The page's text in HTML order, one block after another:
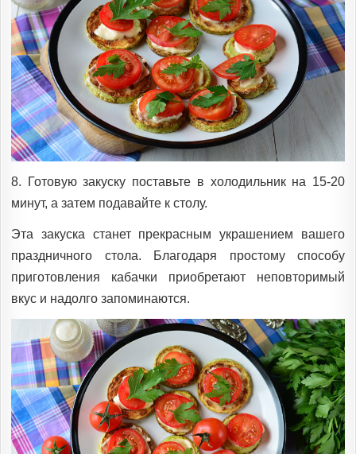
8. Готовую закуску поставьте в холодильник на 15-20
минут, а затем подавайте к столу.
Эта закуска станет прекрасным украшением вашего
праздничного стола. Благодаря простому способу
приготовления кабачки приобретают неповторимый
вкус и надолго запоминаются.